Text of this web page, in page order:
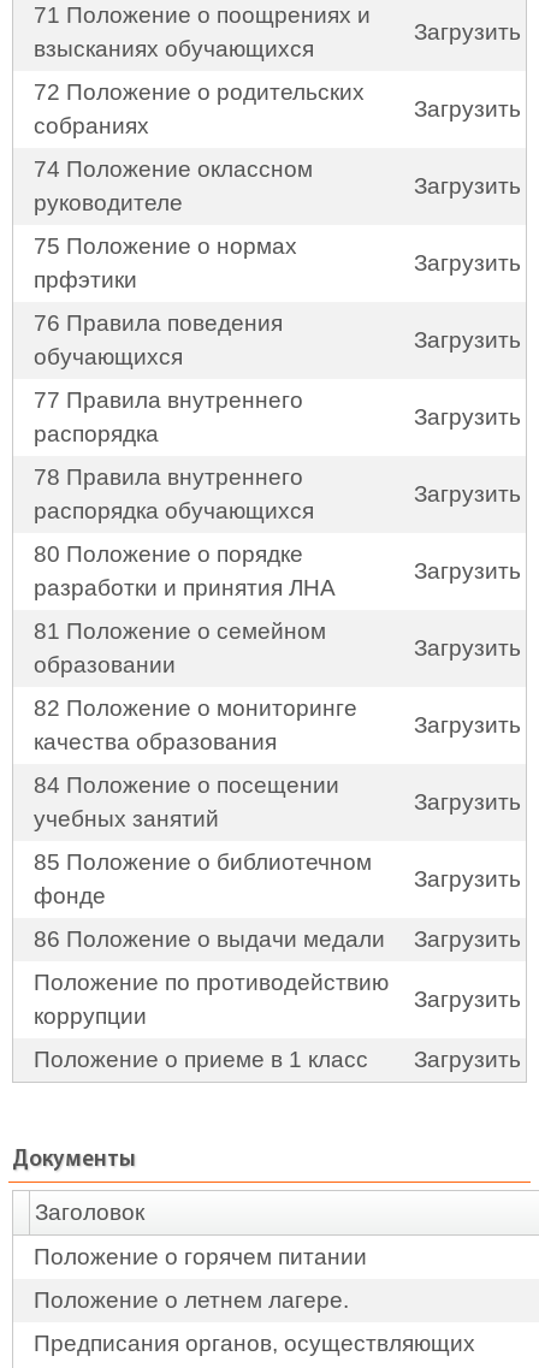
71 Положение о поощрениях и
взысканиях обучающихся
Загрузить
72 Положение о родительских
собраниях
Загрузить
74 Положение оклассном
руководителе
Загрузить
75 Положение о нормах
прфэтики
Загрузить
76 Правила поведения
обучающихся
Загрузить
77 Правила внутреннего
распорядка
Загрузить
78 Правила внутреннего
распорядка обучающихся
Загрузить
80 Положение о порядке
разработки и принятия ЛНА
Загрузить
81 Положение о семейном
образовании
Загрузить
82 Положение о мониторинге
качества образования
Загрузить
84 Положение о посещении
учебных занятий
Загрузить
85 Положение о библиотечном
фонде
Загрузить
86 Положение о выдачи медали
Загрузить
Положение по противодействию
коррупции
Загрузить
Положение о приеме в 1 класс Загрузить
Документы
Заголовок
Положение о горячем питании
Положение о летнем лагере.
Предписания органов, осуществляющих